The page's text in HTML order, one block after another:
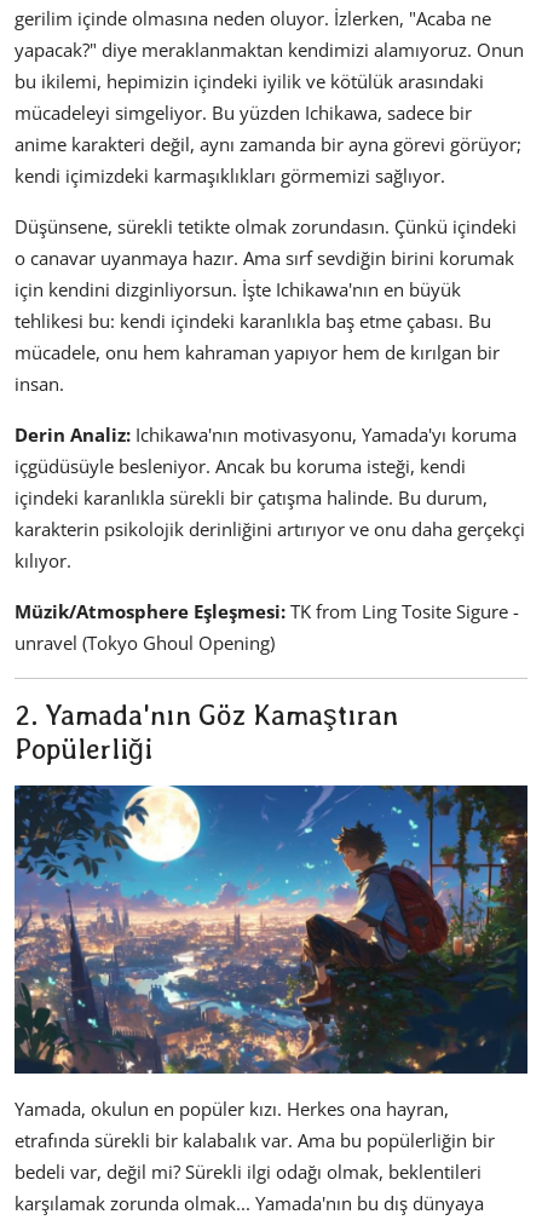
gerilim içinde olmasına neden oluyor. İzlerken, "Acaba ne
yapacak?" diye meraklanmaktan kendimizi alamıyoruz. Onun
bu ikilemi, hepimizin içindeki iyilik ve kötülük arasındaki
mücadeleyi simgeliyor. Bu yüzden Ichikawa, sadece bir
anime karakteri değil, aynı zamanda bir ayna görevi görüyor;
kendi içimizdeki karmaşıklıkları görmemizi sağlıyor.
Düşünsene, sürekli tetikte olmak zorundasın. Çünkü içindeki
o canavar uyanmaya hazır. Ama sırf sevdiğin birini korumak
için kendini dizginliyorsun. İşte Ichikawa'nın en büyük
tehlikesi bu: kendi içindeki karanlıkla baş etme çabası. Bu
mücadele, onu hem kahraman yapıyor hem de kırılgan bir
insan.
Derin Analiz: Ichikawa'nın motivasyonu, Yamada'yı koruma
içgüdüsüyle besleniyor. Ancak bu koruma isteği, kendi
içindeki karanlıkla sürekli bir çatışma halinde. Bu durum,
karakterin psikolojik derinliğini artırıyor ve onu daha gerçekçi
kılıyor.
Müzik/Atmosphere Eşleşmesi: TK from Ling Tosite Sigure -
unravel (Tokyo Ghoul Opening)
2. Yamada'nın Göz Kamaştıran
Popülerliği
Yamada, okulun en popüler kızı. Herkes ona hayran,
etrafında sürekli bir kalabalık var. Ama bu popülerliğin bir
bedeli var, değil mi? Sürekli ilgi odağı olmak, beklentileri
karşılamak zorunda olmak... Yamada'nın bu dış dünyaya